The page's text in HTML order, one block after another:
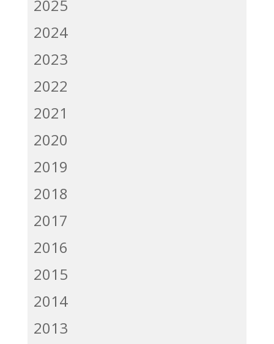
2025
2024
2023
2022
2021
2020
2019
2018
2017
2016
2015
2014
2013